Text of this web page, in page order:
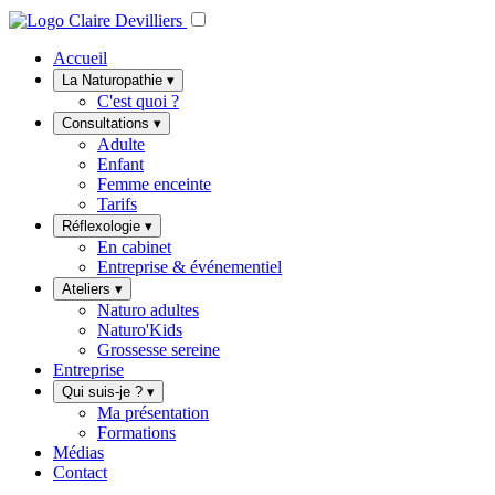
Accueil
La Naturopathie ▾
C'est quoi ?
Consultations ▾
Adulte
Enfant
Femme enceinte
Tarifs
Réflexologie ▾
En cabinet
Entreprise & événementiel
Ateliers ▾
Naturo adultes
Naturo'Kids
Grossesse sereine
Entreprise
Qui suis-je ? ▾
Ma présentation
Formations
Médias
Contact